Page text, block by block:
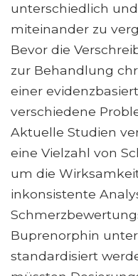
unterschiedlich
miteinander zu
Bevor die
zur Behandlung
einer
verschiedene
Aktuelle Studien
eine Vielzahl von
um die
inkonsistente
Buprenorphin
standardisiert